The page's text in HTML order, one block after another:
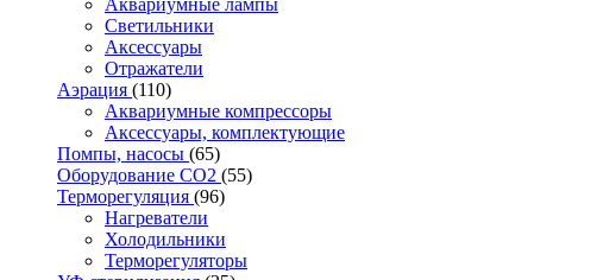
Аквариумные лампы
Светильники
Аксессуары
Отражатели
Аэрация (110)
Аквариумные компрессоры
Аксессуары, комплектующие
Помпы, насосы (65)
Оборудование CO2 (55)
Терморегуляция (96)
Нагреватели
Холодильники
Терморегуляторы